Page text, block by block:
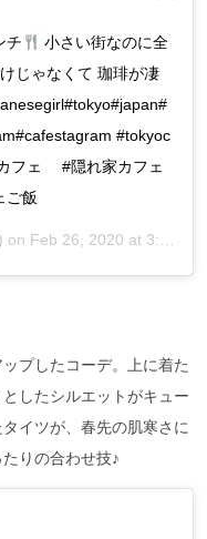
チ
小さい街なのに全
じゃなくて 珈琲が凄
#tokyoc
フェ #隠れ家カフェ
ご飯
on Feb 26, 2020 at 3:51am PST
プしたコーデ。上に着た
したシルエットがキュー
イツが、春先の肌寒さに
りの合わせ技♪